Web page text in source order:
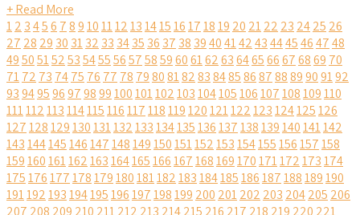
+ Read More
12 3456 78910111213141516171819 20 2122 23 2425 26
27 28 29 30 3132 33 3435 36 37 38 39404142434445464748
495051525354555657585960616263646566676869 70
7172 73 7475 76 77 78 7980818283848586878889909192
93949596979899100101102103104105106107108109110
111112113114115116117118119120121122123124125126
127128129130131132133134135136137138139140141142
143144145146147148149150151152153154155156157158
159160161162163164165166167168169170171172173174
175176177178179180181182183184185186187188189190
191192193194195196197198199 200 201202 203 204205 206